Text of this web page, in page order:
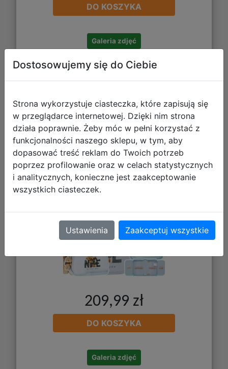
DO KOSZYKA
Galeria zdjęć
Starpak Zestaw Szkolny 4el. Miś
Plecak 576208 + Piórnik 576213 +
Worek 576211 + Torebka 576210
209,99 zł
DO KOSZYKA
Galeria zdjęć
Dostosowujemy się do Ciebie
Strona wykorzystuje ciasteczka, które zapisują się
w przeglądarce internetowej. Dzięki nim strona
działa poprawnie. Żeby móc w pełni korzystać z
funkcjonalności naszego sklepu, w tym, aby
dopasować treść reklam do Twoich potrzeb
poprzez profilowanie oraz w celach statystycznych
i analitycznych, konieczne jest zaakceptowanie
wszystkich ciasteczek.
Ustawienia Zaakceptuj wszystkie